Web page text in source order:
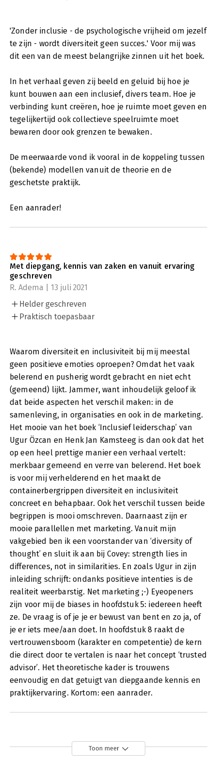
'Zonder inclusie - de psychologische vrijheid om jezelf
te zijn - wordt diversiteit geen succes.' Voor mij was
dit een van de meest belangrijke zinnen uit het boek.
In het verhaal geven zij beeld en geluid bij hoe je
kunt bouwen aan een inclusief, divers team. Hoe je
verbinding kunt creëren, hoe je ruimte moet geven en
tegelijkertijd ook collectieve speelruimte moet
bewaren door ook grenzen te bewaken.
De meerwaarde vond ik vooral in de koppeling tussen
(bekende) modellen vanuit de theorie en de
geschetste praktijk.
Een aanrader!
Met diepgang, kennis van zaken en vanuit ervaring
geschreven
R. Adema | 13 juli 2021
Helder geschreven
Praktisch toepasbaar
Waarom diversiteit en inclusiviteit bij mij meestal
geen positieve emoties oproepen? Omdat het vaak
belerend en pusherig wordt gebracht en niet echt
(gemeend) lijkt. Jammer, want inhoudelijk geloof ik
dat beide aspecten het verschil maken: in de
samenleving, in organisaties en ook in de marketing.
Het mooie van het boek ‘Inclusief leiderschap’ van
Ugur Özcan en Henk Jan Kamsteeg is dan ook dat het
op een heel prettige manier een verhaal vertelt:
merkbaar gemeend en verre van belerend. Het boek
is voor mij verhelderend en het maakt de
containerbergrippen diversiteit en inclusiviteit
concreet en behapbaar. Ook het verschil tussen beide
begrippen is mooi omschreven. Daarnaast zijn er
mooie parallellen met marketing. Vanuit mijn
vakgebied ben ik een voorstander van ‘diversity of
thought’ en sluit ik aan bij Covey: strength lies in
differences, not in similarities. En zoals Ugur in zijn
inleiding schrijft: ondanks positieve intenties is de
realiteit weerbarstig. Net marketing ;-) Eyeopeners
zijn voor mij de biases in hoofdstuk 5: iedereen heeft
ze. De vraag is of je je er bewust van bent en zo ja, of
je er iets mee/aan doet. In hoofdstuk 8 raakt de
vertrouwensboom (karakter en competentie) de kern
die direct door te vertalen is naar het concept ‘trusted
advisor’. Het theoretische kader is trouwens
eenvoudig en dat getuigt van diepgaande kennis en
praktijkervaring. Kortom: een aanrader.
Toon meer